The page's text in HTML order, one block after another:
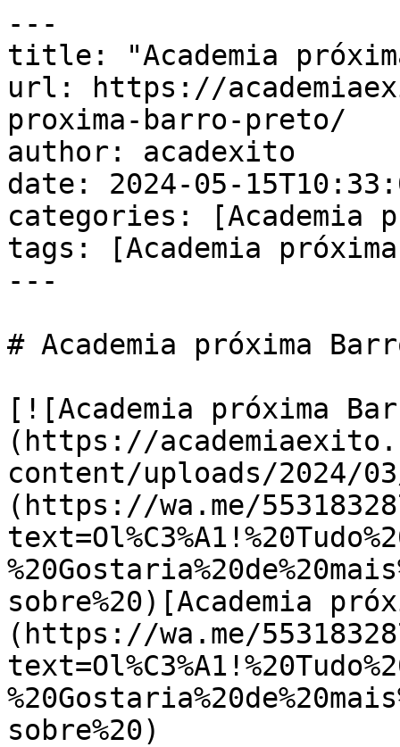
---
title: "Academia
url: https://
proxima-barro-preto/
author: acadexito
date: 2024-05-
categories: [Academia
tags: [Academia
---
# Academia próxima
[![Academia próxima
(https://
content/uploads/2024/
(https://wa.me/
sobre%20)[Academia
(https://wa.me/
sobre%20)